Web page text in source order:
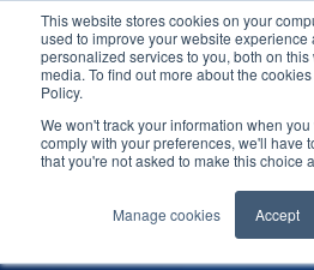
This website stores cookies on your
used to improve your website experience
personalized services to you, both on
media. To find out more about the
Policy.
We won't track your information when
comply with your preferences, we'll have
that you're not asked to make this choice
Manage cookies Accept